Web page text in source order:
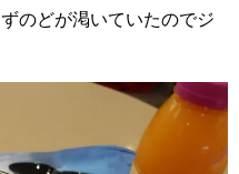
のどが渇いていたのでジ